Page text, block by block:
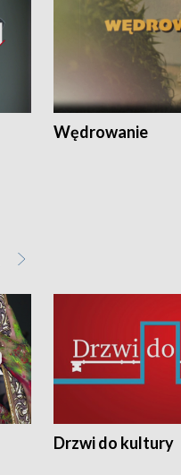
Wędrowanie
Drzwi do kultury